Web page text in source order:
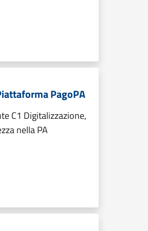
PagoPA
C1 Digitalizzazione,
nella PA